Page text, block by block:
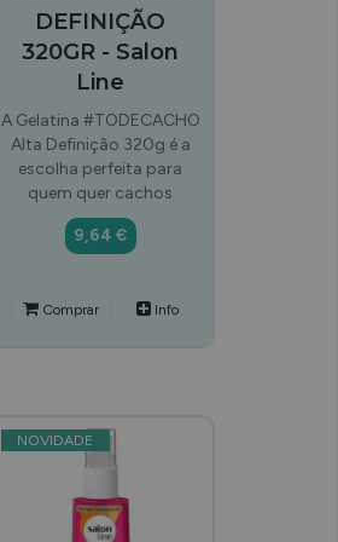
DEFINIÇÃO
320GR - Salon
Line
A Gelatina #TODECACHO
Alta Definição 320g é a
escolha perfeita para
quem quer cachos
9,64 €
Comprar Info
NOVIDADE